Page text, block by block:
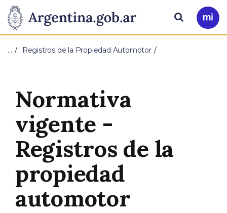
Presidencia
de
Nación
Pasar al contenido principal
Ir
a
Buscar
… Registros de la Propiedad Automotor
Normativa
vigente -
Registros de la
propiedad
automotor